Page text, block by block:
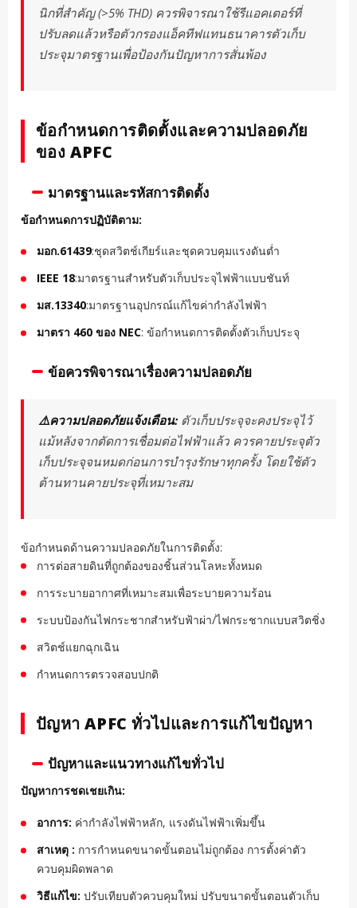
นิกที่สำคัญ (>5% THD) ควรพิจารณาใช้รีแอคเตอร์ที่
ปรับลดแล้วหรือตัวกรองแอ็คทีฟแทนธนาคารตัวเก็บ
ประจุมาตรฐานเพื่อป้องกันปัญหาการสั่นพ้อง
ข้อกำหนดการติดตั้งและความปลอดภัย
ของ APFC
มาตรฐานและรหัสการติดตั้ง
ข้อกำหนดการปฏิบัติตาม:
มอก.61439:ชุดสวิตช์เกียร์และชุดควบคุมแรงดันต่ำ
IEEE 18:มาตรฐานสำหรับตัวเก็บประจุไฟฟ้าแบบชันท์
มส.13340:มาตรฐานอุปกรณ์แก้ไขค่ากำลังไฟฟ้า
มาตรา 460 ของ NEC: ข้อกำหนดการติดตั้งตัวเก็บประจุ
ข้อควรพิจารณาเรื่องความปลอดภัย
⚠️ความปลอดภัยแจ้งเตือน: ตัวเก็บประจุจะคงประจุไว้
แม้หลังจากตัดการเชื่อมต่อไฟฟ้าแล้ว ควรคายประจุตัว
เก็บประจุจนหมดก่อนการบำรุงรักษาทุกครั้ง โดยใช้ตัว
ต้านทานคายประจุที่เหมาะสม
ข้อกำหนดด้านความปลอดภัยในการติดตั้ง:
การต่อสายดินที่ถูกต้องของชิ้นส่วนโลหะทั้งหมด
การระบายอากาศที่เหมาะสมเพื่อระบายความร้อน
ระบบป้องกันไฟกระชากสำหรับฟ้าผ่า/ไฟกระชากแบบสวิตชิ่ง
สวิตช์แยกฉุกเฉิน
กำหนดการตรวจสอบปกติ
ปัญหา APFC ทั่วไปและการแก้ไขปัญหา
ปัญหาและแนวทางแก้ไขทั่วไป
ปัญหาการชดเชยเกิน:
อาการ: ค่ากำลังไฟฟ้าหลัก, แรงดันไฟฟ้าเพิ่มขึ้น
สาเหตุ : การกำหนดขนาดขั้นตอนไม่ถูกต้อง การตั้งค่าตัว
ควบคุมผิดพลาด
วิธีแก้ไข: ปรับเทียบตัวควบคุมใหม่ ปรับขนาดขั้นตอนตัวเก็บ